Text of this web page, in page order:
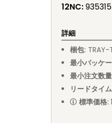
12NC:
詳細
梱包: TRAY-
最小パッケ
最小注文数量
リードタイム
標準価格: